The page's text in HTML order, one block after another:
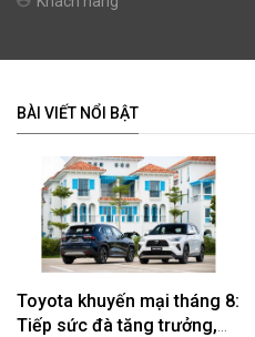
BÀI VIẾT NỔI BẬT
Toyota khuyến mại tháng 8:
Tiếp sức đà tăng trưởng,